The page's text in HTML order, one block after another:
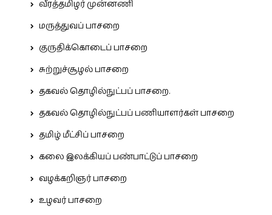
வீரத்தமிழர் முன்னணி
மருத்துவப் பாசறை
குருதிக்கொடைப் பாசறை
சுற்றுச்சூழல் பாசறை
தகவல் தொழில்நுட்பப் பாசறை.
தகவல் தொழில்நுட்பப் பணியாளர்கள் பாசறை
தமிழ் மீட்சிப் பாசறை
கலை இலக்கியப் பண்பாட்டுப் பாசறை
வழக்கறிஞர் பாசறை
உழவர் பாசறை